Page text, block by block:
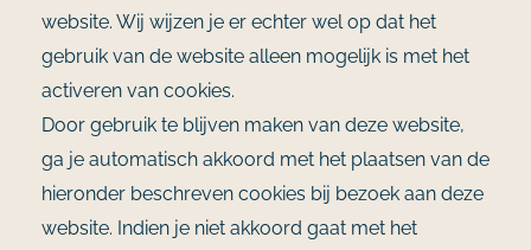
website. Wij wijzen je er echter wel op dat het
gebruik van de website alleen mogelijk is met het
activeren van cookies.
Door gebruik te blijven maken van deze website,
ga je automatisch akkoord met het plaatsen van de
hieronder beschreven cookies bij bezoek aan deze
website. Indien je niet akkoord gaat met het